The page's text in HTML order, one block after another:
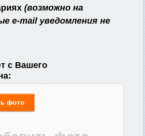
(возможно на
e-mail уведомления не
с Вашего
фото